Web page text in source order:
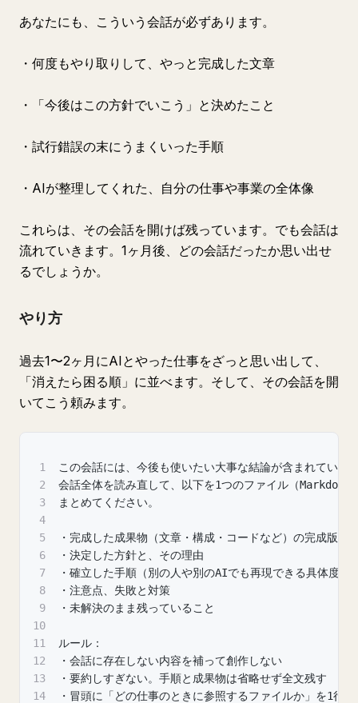
あなたにも、こういう会話が必ずあります。
・何度もやり取りして、やっと完成した文章
・「今後はこの方針でいこう」と決めたこと
・試行錯誤の末にうまくいった手順
・AIが整理してくれた、自分の仕事や事業の全体像
これらは、その会話を開けば残っています。でも会話は
流れていきます。1ヶ月後、どの会話だったか思い出せ
るでしょうか。
やり方
過去1〜2ヶ月にAIとやった仕事をざっと思い出して、
「消えたら困る順」に並べます。そして、その会話を開
いてこう頼みます。
1
この会話には、今後も使いたい大事な結論が含まれていま
2
会話全体を読み直して、以下を1つのファイル（Markdown
3
まとめてください。
4
5
・完成した成果物（文章・構成・コードなど）の完成版
6
・決定した方針と、その理由
7
・確立した手順（別の人や別のAIでも再現できる具体度で
8
・注意点、失敗と対策
9
・未解決のまま残っていること
10
11
ルール：
12
・会話に存在しない内容を補って創作しない
13
・要約しすぎない。手順と成果物は省略せず全文残す
14
・冒頭に「どの仕事のときに参照するファイルか」を1行